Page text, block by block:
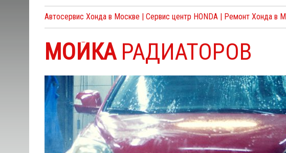
Автосервис Хонда в Москве | Сервис центр HONDA | Ремонт Хонда
МОЙКАРАДИАТОРОВ